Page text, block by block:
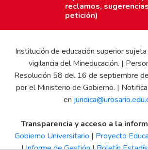
reclamos,
petición)
Institución de educación superior
vigilancia del Mineducación. |
Resolución 58 del 16 de septiembre
por el Ministerio de Gobierno. |
en
Transparencia y acceso a la
Gobierno Universitario | Proyecto